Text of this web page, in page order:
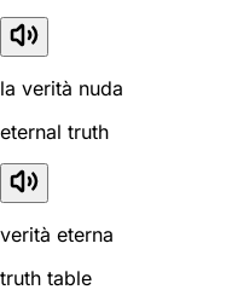
la verità nuda
eternal truth
verità eterna
truth table